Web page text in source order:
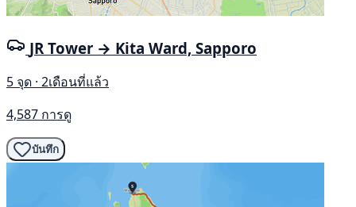
JR Tower → Kita Ward, Sapporo
5 จุด · 2เดือนที่แล้ว
4,587 การดู
บันทึก